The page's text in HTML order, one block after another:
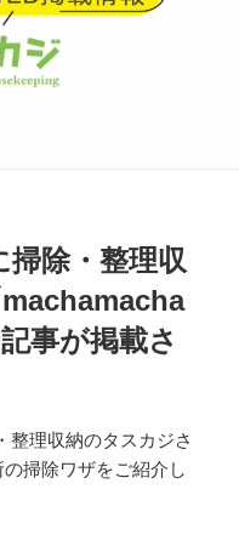
掃除・整理収
事が掲載さ
整理収納のタスカジさ
掃除ワザをご紹介し